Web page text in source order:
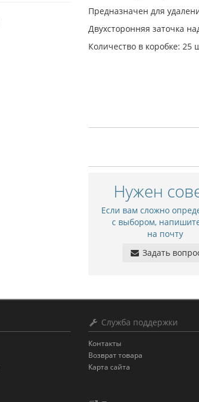
Предназначен для
Двухсторонняя заточка
Количество в коробке: 25
Нужен
Если вам сложно
с выбором,
на почту
Задать
Служба поддержки
Контакты
Возврат товара
Карта сайта